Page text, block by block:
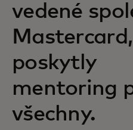
vedené
poskytly
mentoring
všechny.